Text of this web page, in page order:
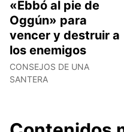
«Ebbó al pie de
Oggún» para
vencer y destruir a
los enemigos
CONSEJOS DE UNA
SANTERA